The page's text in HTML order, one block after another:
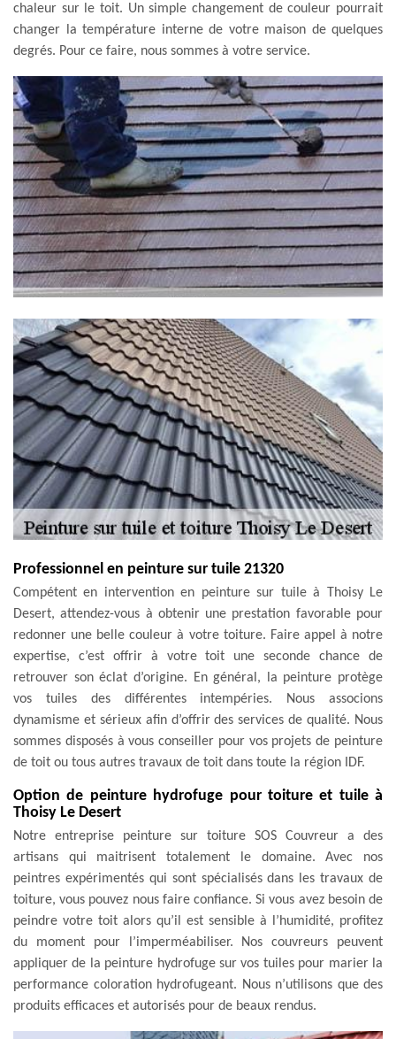
chaleur sur le toit. Un simple changement de couleur pourrait
changer la température interne de votre maison de quelques
degrés. Pour ce faire, nous sommes à votre service.
Professionnel en peinture sur tuile 21320
Compétent en intervention en peinture sur tuile à Thoisy Le
Desert, attendez-vous à obtenir une prestation favorable pour
redonner une belle couleur à votre toiture. Faire appel à notre
expertise, c’est offrir à votre toit une seconde chance de
retrouver son éclat d’origine. En général, la peinture protège
vos tuiles des différentes intempéries. Nous associons
dynamisme et sérieux afin d’offrir des services de qualité. Nous
sommes disposés à vous conseiller pour vos projets de peinture
de toit ou tous autres travaux de toit dans toute la région IDF.
Option de peinture hydrofuge pour toiture et tuile à
Thoisy Le Desert
Notre entreprise peinture sur toiture SOS Couvreur a des
artisans qui maitrisent totalement le domaine. Avec nos
peintres expérimentés qui sont spécialisés dans les travaux de
toiture, vous pouvez nous faire confiance. Si vous avez besoin de
peindre votre toit alors qu’il est sensible à l’humidité, profitez
du moment pour l’imperméabiliser. Nos couvreurs peuvent
appliquer de la peinture hydrofuge sur vos tuiles pour marier la
performance coloration hydrofugeant. Nous n’utilisons que des
produits efficaces et autorisés pour de beaux rendus.